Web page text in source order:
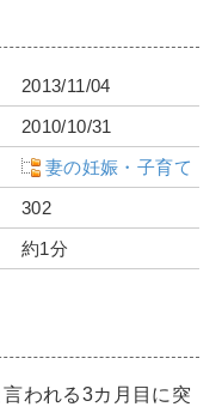
2013/11/04
2010/10/31
妻の妊娠・子育て
302
約1分
われる3カ月目に突